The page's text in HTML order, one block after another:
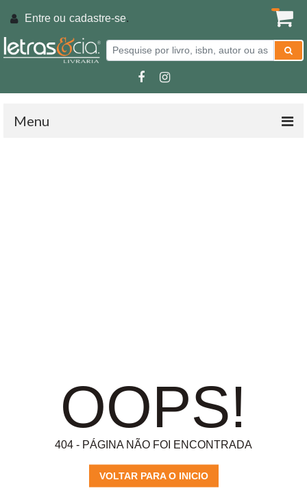
Entre ou cadastre-se.
Menu
OOPS!
404 - PÁGINA NÃO FOI ENCONTRADA
VOLTAR PARA O INICIO